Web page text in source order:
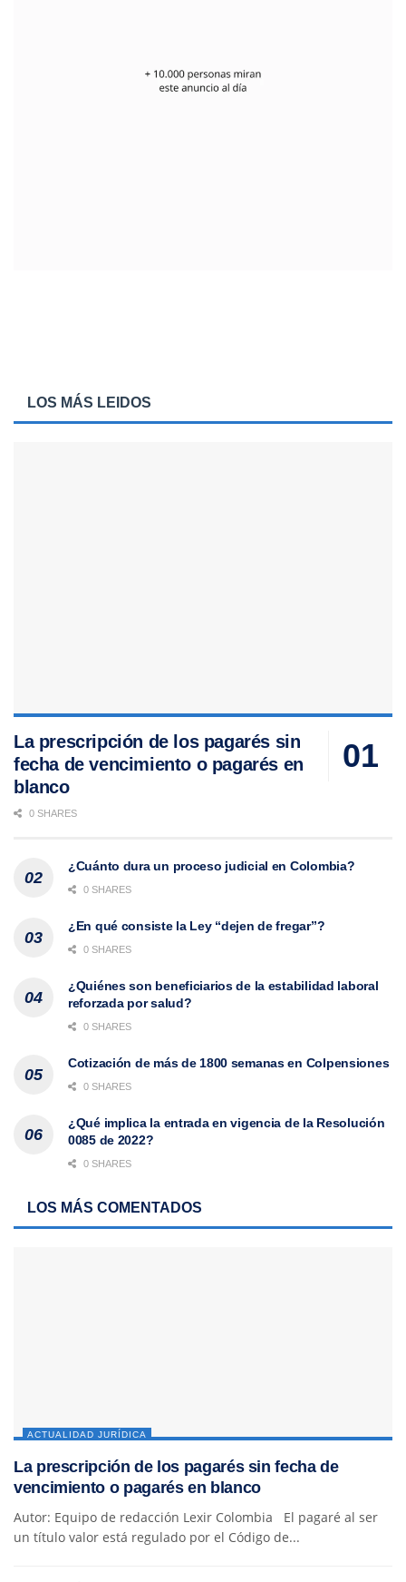
LOS MÁS LEIDOS
La prescripción de los pagarés sin
fecha de vencimiento o pagarés en
blanco
0 SHARES
¿Cuánto dura un proceso judicial en Colombia?
0 SHARES
¿En qué consiste la Ley “dejen de fregar”?
0 SHARES
¿Quiénes son beneficiarios de la estabilidad laboral
reforzada por salud?
0 SHARES
Cotización de más de 1800 semanas en Colpensiones
0 SHARES
¿Qué implica la entrada en vigencia de la Resolución
0085 de 2022?
0 SHARES
LOS MÁS COMENTADOS
ACTUALIDAD JURÍDICA
La prescripción de los pagarés sin fecha de
vencimiento o pagarés en blanco
Autor: Equipo de redacción Lexir Colombia El pagaré al ser
un título valor está regulado por el Código de...